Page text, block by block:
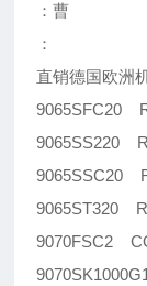
：曹
：
直销德国欧洲
9065SFC20
9065SS220
9065SSC20
9065ST320
9070FSC2